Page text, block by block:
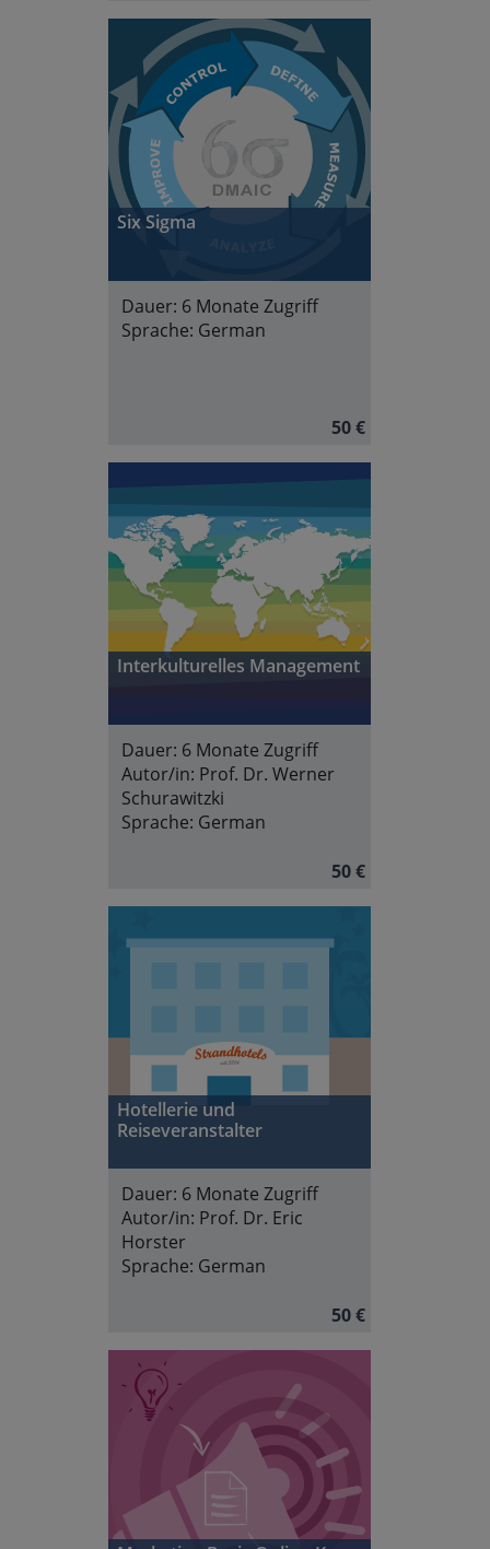
Six Sigma
Dauer: 6 Monate Zugriff
Sprache: German
50 €
Interkulturelles Management
Dauer: 6 Monate Zugriff
Autor/in: Prof. Dr. Werner
Schurawitzki
Sprache: German
50 €
Hotellerie und
Reiseveranstalter
Dauer: 6 Monate Zugriff
Autor/in: Prof. Dr. Eric
Horster
Sprache: German
50 €